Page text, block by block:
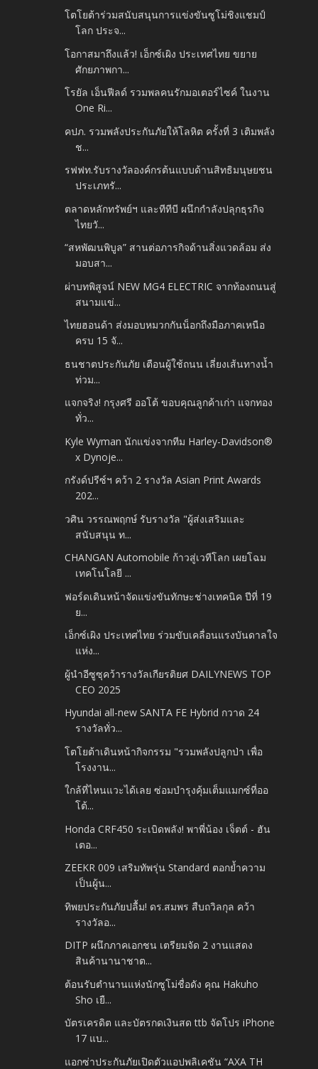
โตโยต้าร่วมสนับสนุนการแข่งขันซูโม่ชิงแชมป์
โลก ประจ...
โอกาสมาถึงแล้ว! เอ็กซ์เผิง ประเทศไทย ขยาย
ศักยภาพกา...
โรยัล เอ็นฟีลด์ รวมพลคนรักมอเตอร์ไซค์ ในงาน
One Ri...
คปภ. รวมพลังประกันภัยให้โลหิต ครั้งที่ 3 เติมพลัง
ช...
รฟฟท.รับรางวัลองค์กรต้นแบบด้านสิทธิมนุษยชน
ประเภทรั...
ตลาดหลักทรัพย์ฯ และทีทีบี ผนึกกำลังปลุกธุรกิจ
ไทยวั...
“สหพัฒนพิบูล” สานต่อภารกิจด้านสิ่งแวดล้อม ส่ง
มอบสา...
ผ่าบทพิสูจน์ NEW MG4 ELECTRIC จากท้องถนนสู่
สนามแข่...
ไทยฮอนด้า ส่งมอบหมวกกันน็อกถึงมือภาคเหนือ
ครบ 15 จั...
ธนชาตประกันภัย เตือนผู้ใช้ถนน เลี่ยงเส้นทางน้ำ
ท่วม...
แจกจริง! กรุงศรี ออโต้ ขอบคุณลูกค้าเก่า แจกทอง
ทั่ว...
Kyle Wyman นักแข่งจากทีม Harley-Davidson®
x Dynoje...
กรังด์ปรีซ์ฯ คว้า 2 รางวัล Asian Print Awards
202...
วศิน วรรณพฤกษ์ รับรางวัล "ผู้ส่งเสริมและ
สนับสนุน ท...
CHANGAN Automobile ก้าวสู่เวทีโลก เผยโฉม
เทคโนโลยี ...
ฟอร์ดเดินหน้าจัดแข่งขันทักษะช่างเทคนิค ปีที่ 19
ย...
เอ็กซ์เผิง ประเทศไทย ร่วมขับเคลื่อนแรงบันดาลใจ
แห่ง...
ผู้นำอีซูซุคว้ารางวัลเกียรติยศ DAILYNEWS TOP
CEO 2025
Hyundai all-new SANTA FE Hybrid กวาด 24
รางวัลทั่ว...
โตโยต้าเดินหน้ากิจกรรม "รวมพลังปลูกป่า เพื่อ
โรงงาน...
ใกล้ที่ไหนแวะได้เลย ซ่อมบำรุงคุ้มเต็มแมกซ์ที่ออ
โต้...
Honda CRF450 ระเบิดพลัง! พาพี่น้อง เจ็ตต์ - ฮัน
เตอ...
ZEEKR 009 เสริมทัพรุ่น Standard ตอกย้ำความ
เป็นผู้น...
ทิพยประกันภัยปลื้ม! ดร.สมพร สืบถวิลกุล คว้า
รางวัลอ...
DITP ผนึกภาคเอกชน เตรียมจัด 2 งานแสดง
สินค้านานาชาต...
ต้อนรับตำนานแห่งนักซูโม่ชื่อดัง คุณ Hakuho
Sho เยื...
บัตรเครดิต และบัตรกดเงินสด ttb จัดโปร iPhone
17 แบ...
แอกซ่าประกันภัยเปิดตัวแอปพลิเคชัน “AXA TH